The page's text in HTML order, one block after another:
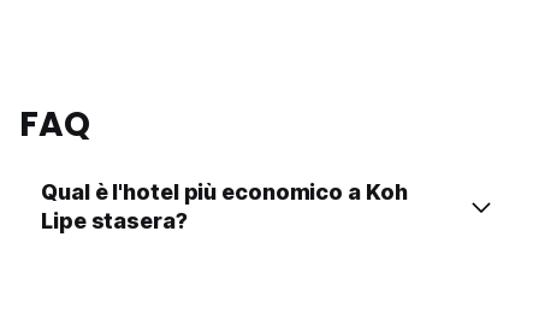
FAQ
Qual è l'hotel più economico a Koh
Lipe stasera?